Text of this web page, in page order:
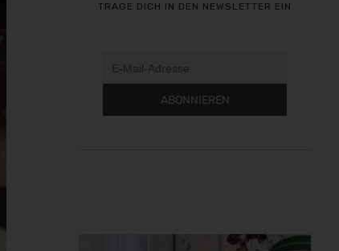
TRAGE DICH IN DEN NEWSLETTER EIN